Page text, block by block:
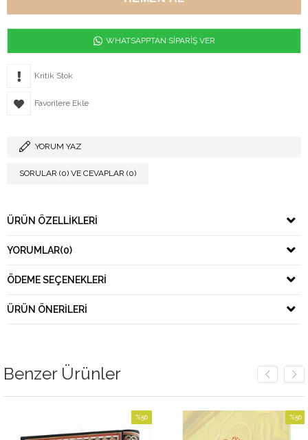
WHATSAPPTAN SİPARİŞ VER
Kritik Stok
Favorilere Ekle
YORUM YAZ
SORULAR (0) VE CEVAPLAR (0)
ÜRÜN ÖZELLIKLERI
YORUMLAR(0)
ÖDEME SEÇENEKLERI
ÜRÜN ÖNERILERI
Benzer Ürünler
%50
İndirim
%50